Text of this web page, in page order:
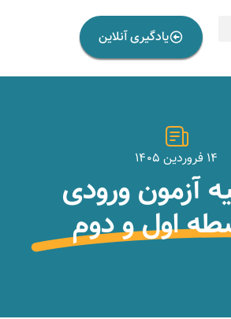
یادگیری آنلاین
۱۴ فروردین ۱۴۰۵
آزمون ورودی
اول و دوم